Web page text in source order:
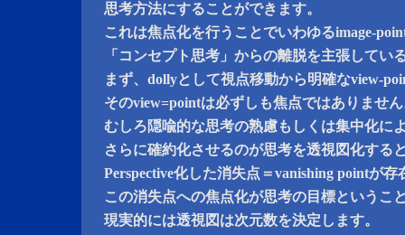
思考方法にすることができます。
これは焦点化を行うことでいわゆるimage-
「コンセプト思考」からの離脱を主張してい
まず、dollyとして視点移動から明確なview-
そのview=pointは必ずしも焦点ではありませ
むしろ隠喩的な思考の熟慮もしくは集中化に
さらに確約化させるのが思考を透視図化する
Perspective化した消失点＝vanishing pointが存
この消失点への焦点化が思考の目標というこ
現実的には透視図は次元数を決定します。